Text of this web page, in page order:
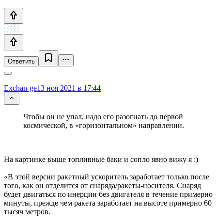
Ответить
Exchan-ge13 ноя 2021 в 17:44
Чтобы он не упал, надо его разогнать до первой
космической, в «горизонтальном» направлении.
На картинке выше топливные баки и сопло явно вижу я :)
«В этой версии ракетный ускоритель заработает только после
того, как он отделится от снаряда/ракеты-носителя. Снаряд
будет двигаться по инерции без двигателя в течение примерно
минуты, прежде чем ракета заработает на высоте примерно 60
тысяч метров.